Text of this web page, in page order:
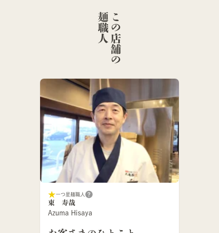
こ
の
店
舗
の
麺
職
人
一つ星麺職人
東 寿哉
Azuma Hisaya